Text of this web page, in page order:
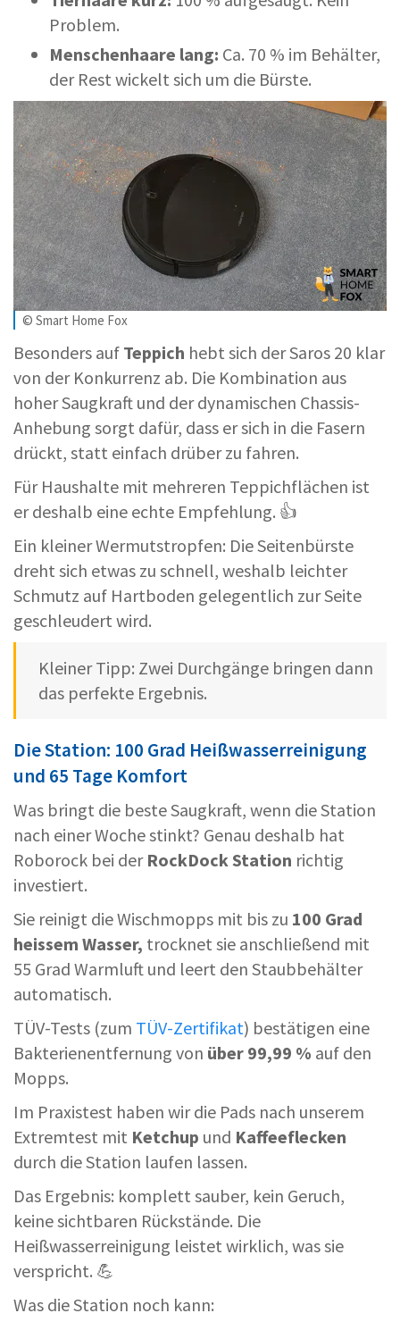
Problem.
Menschenhaare lang: Ca. 70 % im Behälter,
der Rest wickelt sich um die Bürste.
© Smart Home Fox
Besonders auf Teppich hebt sich der Saros 20 klar
von der Konkurrenz ab. Die Kombination aus
hoher Saugkraft und der dynamischen Chassis-
Anhebung sorgt dafür, dass er sich in die Fasern
drückt, statt einfach drüber zu fahren.
Für Haushalte mit mehreren Teppichflächen ist
er deshalb eine echte Empfehlung. 👍
Ein kleiner Wermutstropfen: Die Seitenbürste
dreht sich etwas zu schnell, weshalb leichter
Schmutz auf Hartboden gelegentlich zur Seite
geschleudert wird.
Kleiner Tipp: Zwei Durchgänge bringen dann
das perfekte Ergebnis.
Die Station: 100 Grad Heißwasserreinigung
und 65 Tage Komfort
Was bringt die beste Saugkraft, wenn die Station
nach einer Woche stinkt? Genau deshalb hat
Roborock bei der RockDock Station richtig
investiert.
Sie reinigt die Wischmopps mit bis zu 100 Grad
heissem Wasser, trocknet sie anschließend mit
55 Grad Warmluft und leert den Staubbehälter
automatisch.
TÜV-Tests (zum TÜV-Zertifikat) bestätigen eine
Bakterienentfernung von über 99,99 % auf den
Mopps.
Im Praxistest haben wir die Pads nach unserem
Extremtest mit Ketchup und Kaffeeflecken
durch die Station laufen lassen.
Das Ergebnis: komplett sauber, kein Geruch,
keine sichtbaren Rückstände. Die
Heißwasserreinigung leistet wirklich, was sie
verspricht. 💪
Was die Station noch kann: